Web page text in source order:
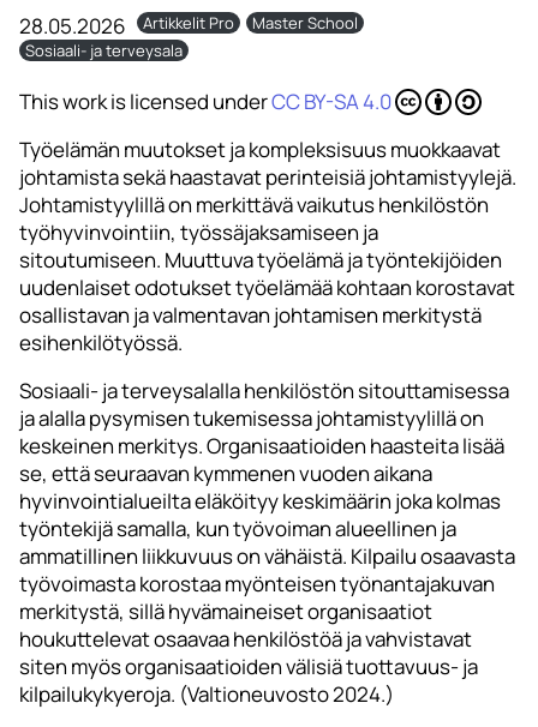
28.05.2026 Artikkelit Pro
Master School
Sosiaali- ja terveysala
This work is licensed underCC BY-SA 4.0
Työelämän muutokset ja kompleksisuus muokkaavat
johtamista sekä haastavat perinteisiä johtamistyylejä.
Johtamistyylillä on merkittävä vaikutus henkilöstön
työhyvinvointiin, työssäjaksamiseen ja
sitoutumiseen. Muuttuva työelämä ja työntekijöiden
uudenlaiset odotukset työelämää kohtaan korostavat
osallistavan ja valmentavan johtamisen merkitystä
esihenkilötyössä.
Sosiaali- ja terveysalalla henkilöstön sitouttamisessa
ja alalla pysymisen tukemisessa johtamistyylillä on
keskeinen merkitys. Organisaatioiden haasteita lisää
se, että seuraavan kymmenen vuoden aikana
hyvinvointialueilta eläköityy keskimäärin joka kolmas
työntekijä samalla, kun työvoiman alueellinen ja
ammatillinen liikkuvuus on vähäistä. Kilpailu osaavasta
työvoimasta korostaa myönteisen työnantajakuvan
merkitystä, sillä hyvämaineiset organisaatiot
houkuttelevat osaavaa henkilöstöä ja vahvistavat
siten myös organisaatioiden välisiä tuottavuus- ja
kilpailukykyeroja. (Valtioneuvosto 2024.)